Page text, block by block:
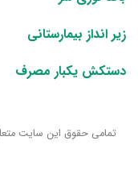
زیر انداز بیمارستانی
دستکش یکبار مصرف
تمامی حقوق این سایت